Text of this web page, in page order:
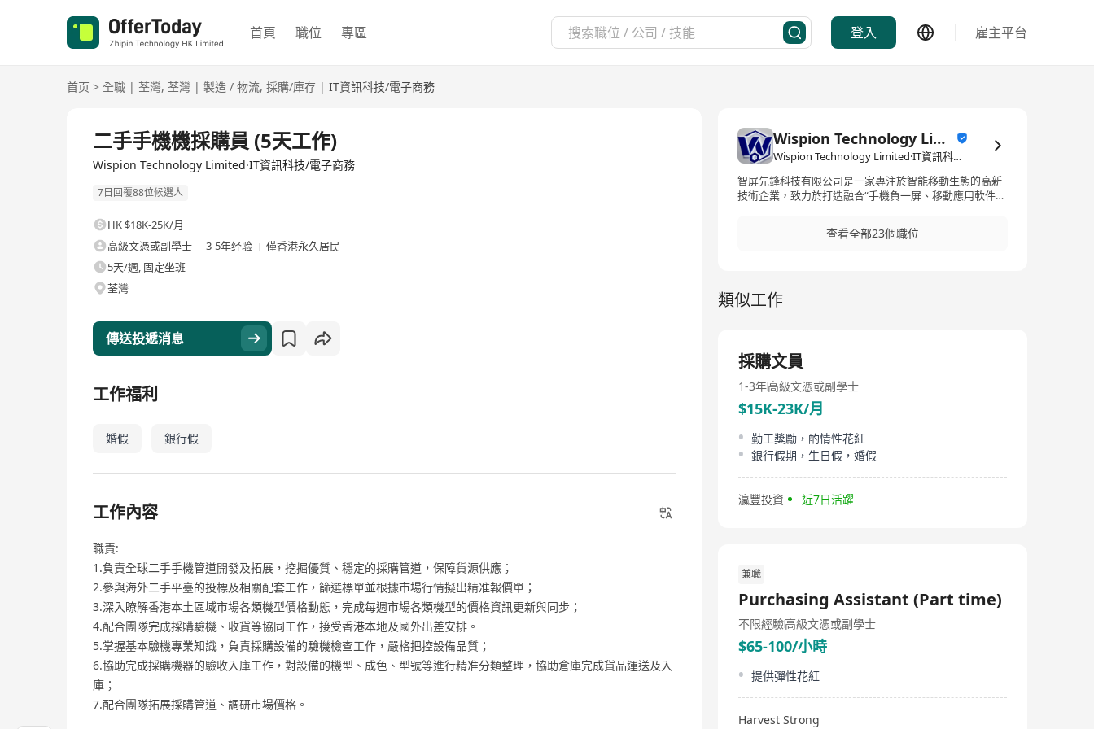
首頁 職位 專區 登入 雇主平台
首页 > 全職 | 荃灣, 荃灣 | 製造 / 物流, 採購/庫存 | IT資訊科技/電子商務
二手手機機採購員 (5天工作)
Wispion Technology Limited·IT資訊科技/電子商務
7日回覆88位候選人
HK $18K-25K/月
高級文憑或副學士
3-5年经验
僅香港永久居民
5天/週, 固定坐班
荃灣
傳送投遞消息
工作福利
婚假 銀行假
工作內容
職責:
1.負責全球二手手機管道開發及拓展，挖掘優質、穩定的採購管道，保障貨源供應；
2.參與海外二手平臺的投標及相關配套工作，篩選標單並根據市場行情擬出精准報價單；
3.深入瞭解香港本土區域市場各類機型價格動態，完成每週市場各類機型的價格資訊更新與同步；
4.配合團隊完成採購驗機、收貨等協同工作，接受香港本地及國外出差安排。
5.掌握基本驗機專業知識，負責採購設備的驗機檢查工作，嚴格把控設備品質；
6.協助完成採購機器的驗收入庫工作，對設備的機型、成色、型號等進行精准分類整理，協助倉庫完成貨品運送及入
庫；
7.配合團隊拓展採購管道、調研市場價格。
Wispion Technology Limited
Wispion Technology Limited·IT資訊科技/電子商務
智屏先鋒科技有限公司是一家專注於智能移動生態的高新
技術企業，致力於打造融合“手機負一屏、移動應用軟件開
耕移動端用戶場景，通過技術創新與精準運營，為手機廠
商、品牌廣告主和終端用戶之間建立起高效連接的橋樑。
南亞、中東及非洲等新興市場，形成了本地化適配+全球化
布局的技術能力。 Our company is a high-tech
services that seamlessly combine the ‌"Smartphone
Left-of-Home Screen*, Mobile Application Software
Development, and Mobile Advertising Promotion."‌
Deeply rooted in mobile user scenarios, we leverage
technological innovation and precision operations to
‌facilitate efficient connections‌ between smartphone
manufacturers, brand advertisers, and end-users.
‌Guided by a data-driven approach,‌ we integrate ‌UI/UX
design, system-level integration, intelligent content
comprehensively enhance ‌user content reach efficiency
adaptation combined with global deployment.‌
查看全部23個職位
類似工作
採購文員
1-3年高級文憑或副學士
$15K-23K/月
勤工獎勵，酌情性花紅
銀行假期，生日假，婚假
瀛豐投資 近7日活躍
兼職
Purchasing Assistant (Part time)
不限經驗高級文憑或副學士
$65-100/小時
提供彈性花紅
Harvest Strong